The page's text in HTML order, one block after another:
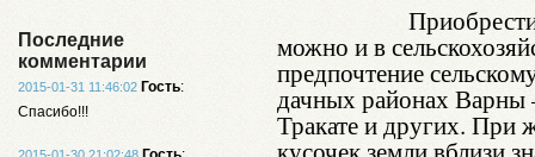
Последние
комментарии
2015-01-31 11:46:02 Гость:
Спасибо!!!
Приобрести
можно и в
предпочтение
дачных районах Варны
Тракате и других. При